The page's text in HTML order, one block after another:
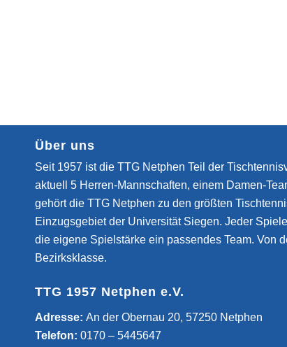
Über uns
Seit 1957 ist die TTG Netphen Teil der
aktuell 5 Herren-Mannschaften, einem Damen-
gehört die TTG Netphen zu den größten
Einzugsgebiet der Universität Siegen. Jeder
die eigene Spielstärke ein passendes Team. Von
Bezirksklasse.
TTG 1957 Netphen e.V.
­Adresse: An der Obernau 20, 57250 Netphen
Telefon: 0170 – 5445647